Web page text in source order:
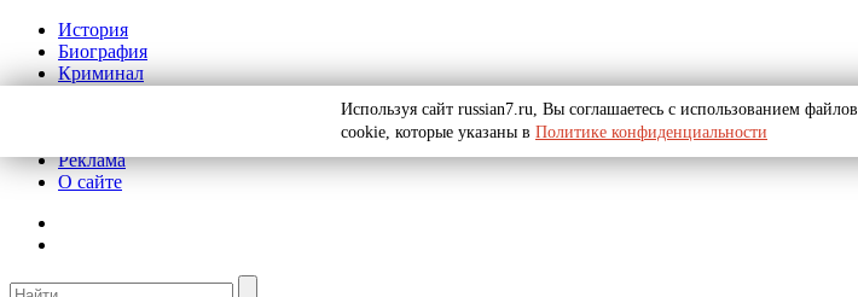
История
Биография
Криминал
Реклама
О сайте
Используя сайт russian7.ru, Вы соглашаетесь с использованием файлов
cookie, которые указаны в Политике конфиденциальности